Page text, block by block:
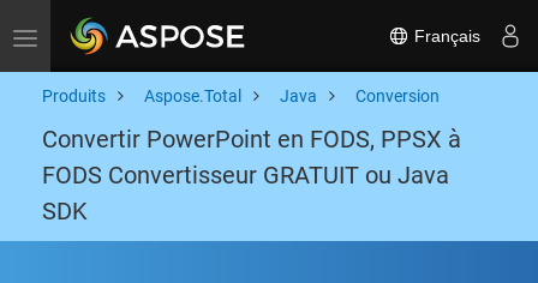
Toggle navigation Français
Produits Aspose.Total Java Conversion
Convertir PowerPoint en FODS, PPSX à
FODS Convertisseur GRATUIT ou Java
SDK